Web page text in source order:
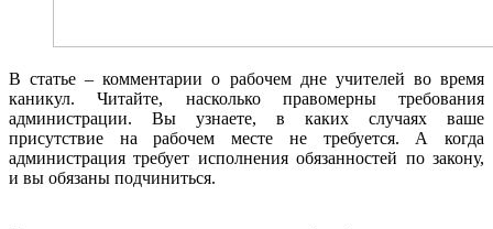
В статье – комментарии о рабочем дне учителей во время
каникул. Читайте, насколько правомерны требования
администрации. Вы узнаете, в каких случаях ваше
присутствие на рабочем месте не требуется. А когда
администрация требует исполнения обязанностей по закону,
и вы обязаны подчиниться.